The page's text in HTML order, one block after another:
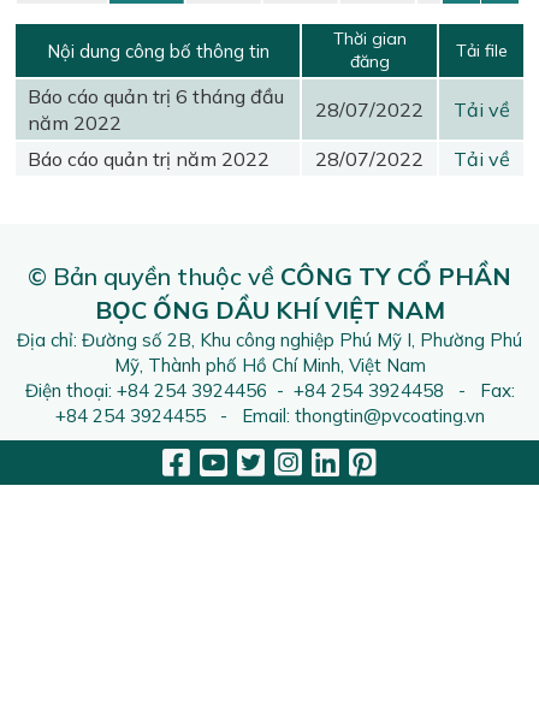
Nội dung công bố thông tin
Thời gian
đăng
Tải file
Báo cáo quản trị 6 tháng đầu
năm 2022
28/07/2022 Tải về
Báo cáo quản trị năm 2022 28/07/2022 Tải về
© Bản quyền thuộc về CÔNG TY CỔ PHẦN
BỌC ỐNG DẦU KHÍ VIỆT NAM
Địa chỉ: Đường số 2B, Khu công nghiệp Phú Mỹ I, Phường Phú
Mỹ, Thành phố Hồ Chí Minh, Việt Nam
Điện thoại: +84 254 3924456 - +84 254 3924458 - Fax:
+84 254 3924455 - Email: thongtin@pvcoating.vn